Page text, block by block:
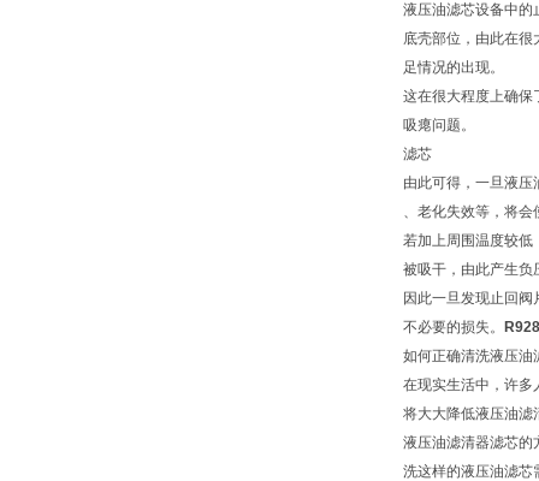
液压油滤芯设备中的
底壳部位，由此在
足情况的出现。
这在很大程度上确保
吸瘪问题。
滤芯
由此可得，一旦液
、老化失效等，将会
若加上周围温度较低
被吸干，由此产生负
因此一旦发现止回
不必要的损失。
如何正确清洗液压油
在现实生活中，许多
将大大降低液压油滤
液压油滤清器滤芯的
洗这样的液压油滤芯